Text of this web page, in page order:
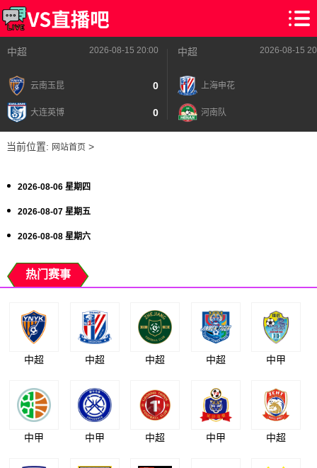
中超 2026-08-15 20:00
云南玉昆 0
大连英博 0
中超 2026-08-15
上海申花
河南队
当前位置: 网站首页>
2026-08-06 星期四
2026-08-07 星期五
2026-08-08 星期六
热门赛事
中超 中超 中超 中超 中甲
中甲 中甲 中超 中甲 中超